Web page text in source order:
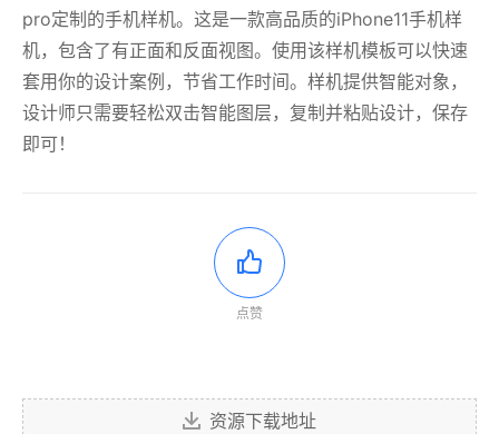
pro定制的手机样机。这是一款高品质的iPhone11手机样
机，包含了有正面和反面视图。使用该样机模板可以快速
套用你的设计案例，节省工作时间。样机提供智能对象，
设计师只需要轻松双击智能图层，复制并粘贴设计，保存
即可！
点赞
资源下载地址